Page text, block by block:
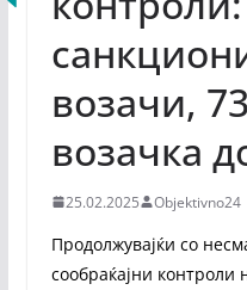
возачи,
возачка
25.02.2025 Objektivno24
Продолжувајќи со
сообраќајни контроли